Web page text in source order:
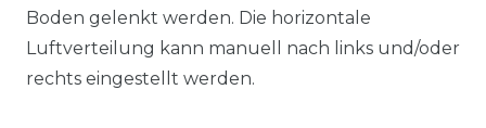
Boden gelenkt werden. Die horizontale
Luftverteilung kann manuell nach links und/oder
rechts eingestellt werden.